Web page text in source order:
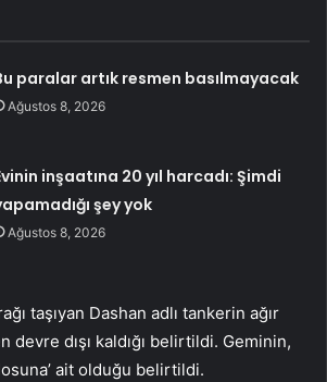
paralar artık resmen basılmayacak
Ağustos 8, 2026
inşaatına 20 yıl harcadı: Şimdi
şey yok
Ağustos 8, 2026
taşıyan Dashan adlı tankerin ağır
devre dışı kaldığı belirtildi. Geminin,
ait olduğu belirtildi.